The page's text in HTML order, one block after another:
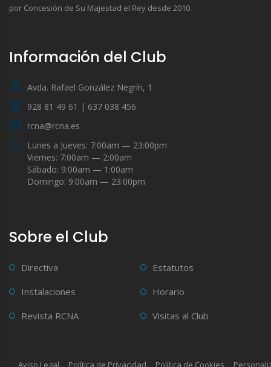
por Concesión de Su Majestad el Rey desde 2010.
Información del Club
Avda. Rafael González Negrín, 1
928 81 49 61 | 637 038 456
rcna@rcna.es
Lunes a Jueves: 7:00am — 23:00pm
Viernes: 7:00am — 2:00am
Sábado: 9:00am — 1:00am
Domingo: 9:00am — 23:00pm
Sobre el Club
Directiva
Estatutos
Instalaciones
Horario
Revista RCNA
Visitas al Club
Aviso Legal Política de Privacidad Política de Cookies